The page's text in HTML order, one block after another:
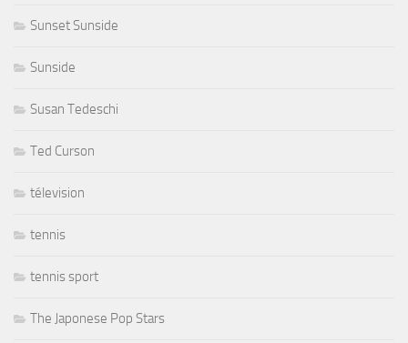
Sunset Sunside
Sunside
Susan Tedeschi
Ted Curson
télevision
tennis
tennis sport
The Japonese Pop Stars